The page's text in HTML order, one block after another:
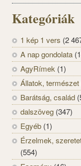
Kategóriák
1 kép 1 vers (2
A nap gondolata
AgyRímek (1)
Állatok, természet
Barátság, család
dalszöveg (347)
Egyéb (1)
Érzelmek,
(554)